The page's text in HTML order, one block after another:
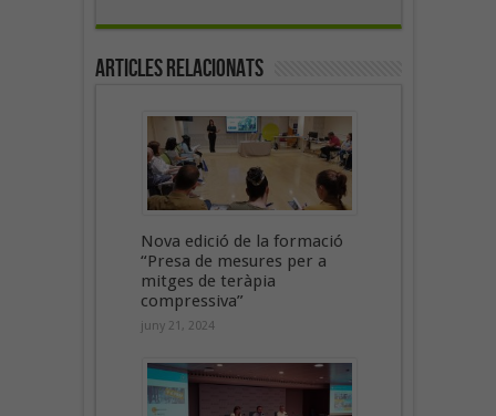
Articles Relacionats
Nova edició de la formació
“Presa de mesures per a
mitges de teràpia
compressiva”
juny 21, 2024